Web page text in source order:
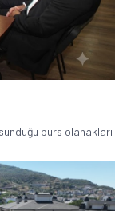
burs olanakları